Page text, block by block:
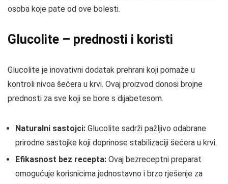
osoba koje pate od ove bolesti.
Glucolite – prednosti i koristi
Glucolite je inovativni dodatak prehrani koji pomaže u
kontroli nivoa šećera u krvi. Ovaj proizvod donosi brojne
prednosti za sve koji se bore s dijabetesom.
Naturalni sastojci: Glucolite sadrži pažljivo odabrane
prirodne sastojke koji doprinose stabilizaciji šećera u krvi.
Efikasnost bez recepta: Ovaj bezreceptni preparat
omogućuje korisnicima jednostavno i brzo rješenje za